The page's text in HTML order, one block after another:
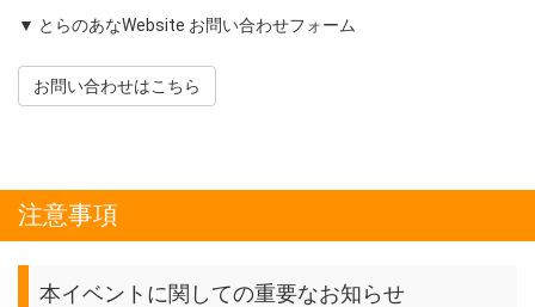
▼ とらのあなWebsite お問い合わせフォーム
お問い合わせはこちら
注意事項
本イベントに関しての重要なお知らせ